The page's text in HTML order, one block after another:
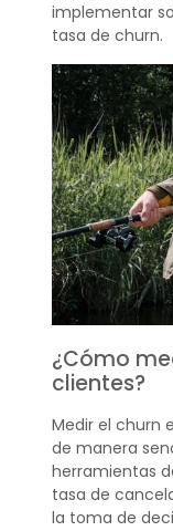
implementar
tasa de churn.
¿Cómo
clientes?
Medir el churn
de manera
herramientas
tasa de
la toma de